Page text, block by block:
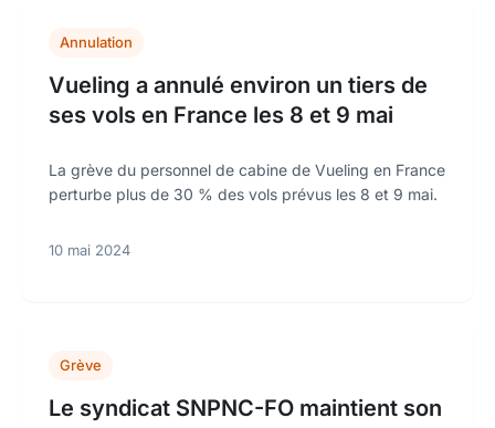
Annulation
Vueling a annulé environ un tiers de
ses vols en France les 8 et 9 mai
La grève du personnel de cabine de Vueling en France
perturbe plus de 30 % des vols prévus les 8 et 9 mai.
10 mai 2024
Grève
Le syndicat SNPNC-FO maintient son